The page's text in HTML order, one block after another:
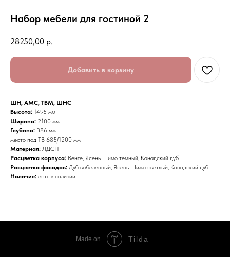
Набор мебели для гостиной 2
28250,00 р.
Добавить в корзину
ШН, АМС, ТВМ, ШНС
Высота: 1495 мм
Ширина: 2100 мм
Глубина: 386 мм
место под ТВ 685/1200 мм
Материал: ЛДСП
Расцветка корпуса: Венге, Ясень Шимо темный, Канадский дуб
Расцветка фасадов: Дуб выбеленный, Ясень Шимо светлый, Канадский дуб
Наличие: есть в наличии
Made on Tilda